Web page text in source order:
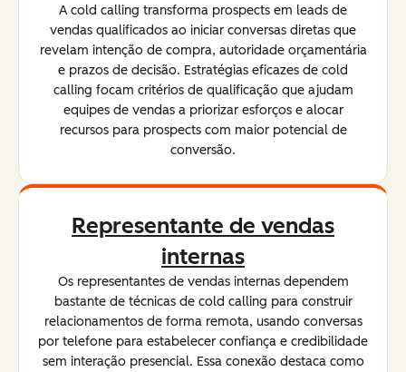
A cold calling transforma prospects em leads de
vendas qualificados ao iniciar conversas diretas que
revelam intenção de compra, autoridade orçamentária
e prazos de decisão. Estratégias eficazes de cold
calling focam critérios de qualificação que ajudam
equipes de vendas a priorizar esforços e alocar
recursos para prospects com maior potencial de
conversão.
Representante de vendas
internas
Os representantes de vendas internas dependem
bastante de técnicas de cold calling para construir
relacionamentos de forma remota, usando conversas
por telefone para estabelecer confiança e credibilidade
sem interação presencial. Essa conexão destaca como